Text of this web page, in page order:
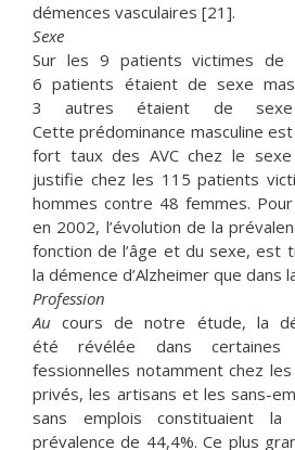
démences vasculaires [21].
Sexe
Sur les 9 patients victimes de
6 patients étaient de sexe
3 autres étaient de sexe
Cette prédominance masculine
fort taux des AVC chez le
justifie chez les 115 patients
hommes contre 48 femmes.
en 2002, l’évolution de la
fonction de l’âge et du sexe, est
la démence d’Alzheimer que dans
Profession
Au cours de notre étude, la
été révélée dans certaines
fessionnelles notamment chez
privés, les artisans et les sans-
sans emplois constituaient
prévalence de 44,4%. Ce plus